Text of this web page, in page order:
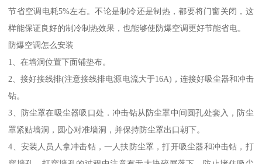
节省空调电耗5%左右。不论是制冷还是制热，都要将门窗关闭，这
样能保证良好的制冷制热效果，也能够使防爆空调更好节能省电。
防爆空调怎么安装
1、在墙洞位置下面铺垫布。
2、接好接线排(注意接线排电源电流大于16A)，连接好吸尘器和冲击
钻。
3、防尘罩在吸尘器吸口处．冲击钻从防尘罩中间圆孔处套入，防尘
罩紧贴墙洞，圆心对准墙洞，并保持防尘罩出口朝下。
4、安装人员人拿冲击钻，一人扶防尘罩，打开吸尘器和冲击钻，打